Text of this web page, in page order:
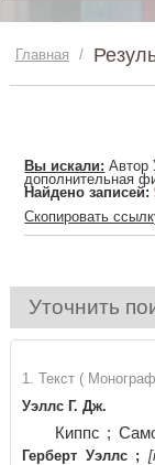
Главная /
Вы искали:
дополнительная
Найдено записей:
Скопировать
Уточнить
1. Текст (
Уэллс Г. Дж.
Киппс ;
Герберт Уэллс ;